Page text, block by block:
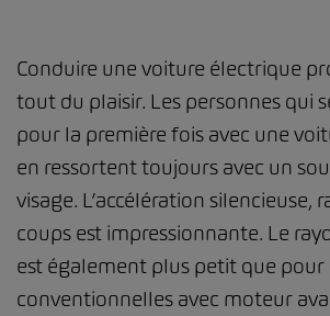
Conduire une voiture électrique
tout du plaisir. Les personnes qui
pour la première fois avec une
en ressortent toujours avec un
visage. L’accélération silencieuse,
coups est impressionnante. Le
est également plus petit que pour
conventionnelles avec moteur